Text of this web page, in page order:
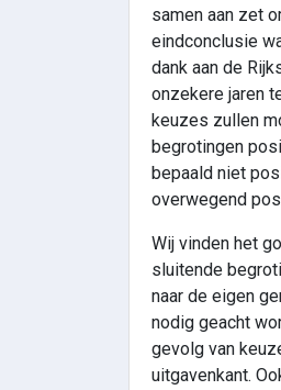
samen aan zet
eindconclusie
dank aan de
onzekere jaren
keuzes zullen
begrotingen
bepaald niet
overwegend
Wij vinden het
sluitende
naar de eigen
nodig geacht
gevolg van
uitgavenkant.